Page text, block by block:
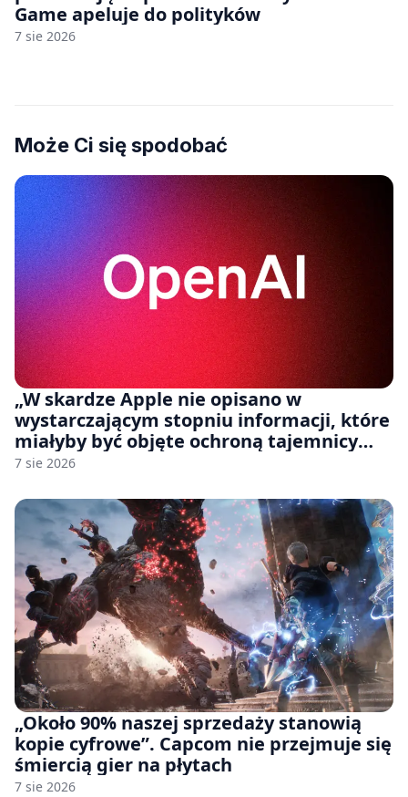
Game apeluje do polityków
7 sie 2026
Może Ci się spodobać
„W skardze Apple nie opisano w
wystarczającym stopniu informacji, które
miałyby być objęte ochroną tajemnicy
handlowej”. OpenAI żąda odrzucenia
7 sie 2026
„Około 90% naszej sprzedaży stanowią
kopie cyfrowe”. Capcom nie przejmuje się
śmiercią gier na płytach
7 sie 2026